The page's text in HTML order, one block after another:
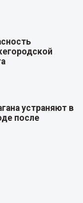
устраняют в
после